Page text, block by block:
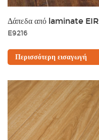
Δάπεδα από laminate EIR
E9216
Περισσότερη εισαγωγή